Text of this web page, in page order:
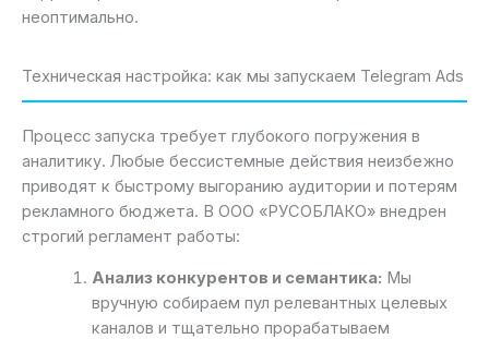
неоптимально.
Техническая настройка: как мы запускаем Telegram Ads
Процесс запуска требует глубокого погружения в
аналитику. Любые бессистемные действия неизбежно
приводят к быстрому выгоранию аудитории и потерям
рекламного бюджета. В ООО «РУСОБЛАКО» внедрен
строгий регламент работы:
Анализ конкурентов и семантика: Мы
вручную собираем пул релевантных целевых
каналов и тщательно прорабатываем